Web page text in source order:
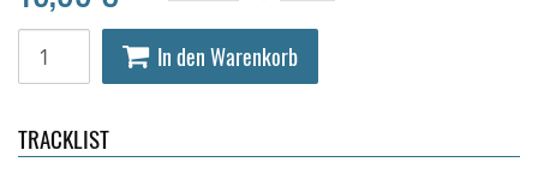
In den Warenkorb
TRACKLIST